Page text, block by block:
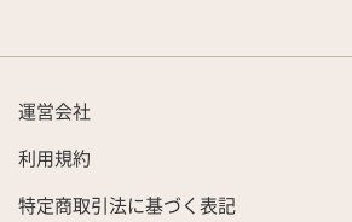
運営会社
利用規約
特定商取引法に基づく表記